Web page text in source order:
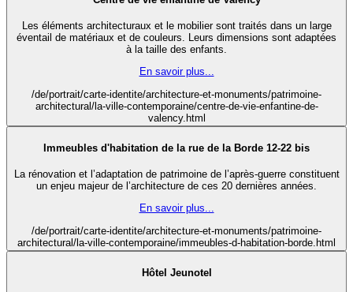
Les éléments architecturaux et le mobilier sont traités dans un large
éventail de matériaux et de couleurs. Leurs dimensions sont adaptées
à la taille des enfants.
En savoir plus...
/de/portrait/carte-identite/architecture-et-monuments/patrimoine-
architectural/la-ville-contemporaine/centre-de-vie-enfantine-de-
valency.html
Immeubles d'habitation de la rue de la Borde 12-22 bis
La rénovation et l’adaptation de patrimoine de l’après-guerre constituent
un enjeu majeur de l’architecture de ces 20 dernières années.
En savoir plus...
/de/portrait/carte-identite/architecture-et-monuments/patrimoine-
architectural/la-ville-contemporaine/immeubles-d-habitation-borde.html
Hôtel Jeunotel